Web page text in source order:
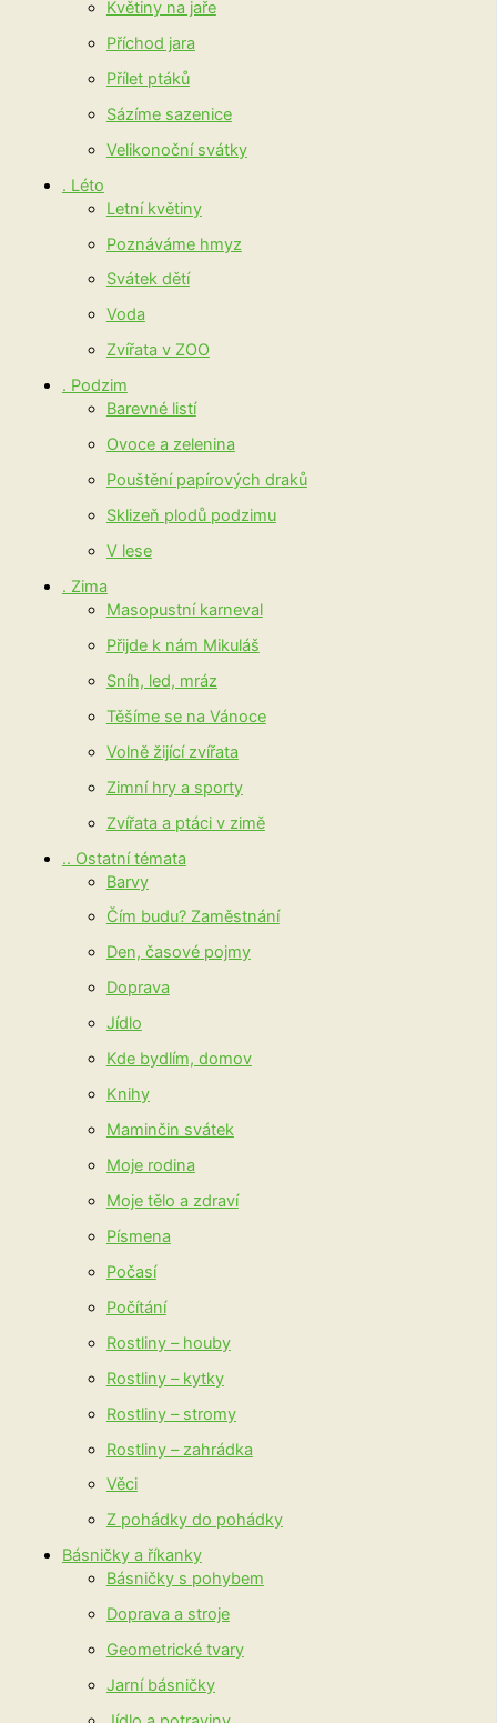
Květiny na jaře
Příchod jara
Přílet ptáků
Sázíme sazenice
Velikonoční svátky
. Léto
Letní květiny
Poznáváme hmyz
Svátek dětí
Voda
Zvířata v ZOO
. Podzim
Barevné listí
Ovoce a zelenina
Pouštění papírových draků
Sklizeň plodů podzimu
V lese
. Zima
Masopustní karneval
Přijde k nám Mikuláš
Sníh, led, mráz
Těšíme se na Vánoce
Volně žijící zvířata
Zimní hry a sporty
Zvířata a ptáci v zimě
.. Ostatní témata
Barvy
Čím budu? Zaměstnání
Den, časové pojmy
Doprava
Jídlo
Kde bydlím, domov
Knihy
Maminčin svátek
Moje rodina
Moje tělo a zdraví
Písmena
Počasí
Počítání
Rostliny – houby
Rostliny – kytky
Rostliny – stromy
Rostliny – zahrádka
Věci
Z pohádky do pohádky
Básničky a říkanky
Básničky s pohybem
Doprava a stroje
Geometrické tvary
Jarní básničky